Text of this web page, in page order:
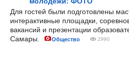
Для гостей были подготовлены
интерактивные площадки,
вакансий и презентации
Самары.
Общество 2990